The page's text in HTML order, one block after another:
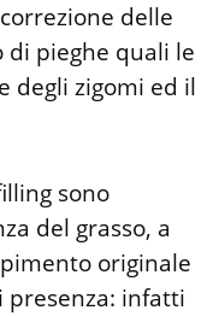
delle
pieghe quali le
degli zigomi ed il
sono
del grasso, a
originale
presenza: infatti